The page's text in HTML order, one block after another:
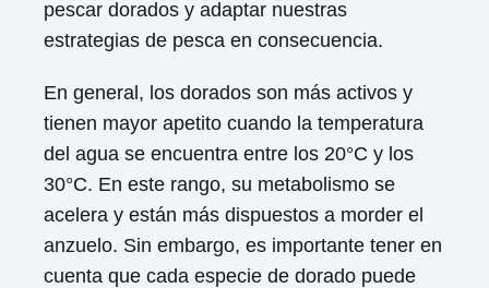
pescar dorados y adaptar nuestras
estrategias de pesca en consecuencia.
En general, los dorados son más activos y
tienen mayor apetito cuando la temperatura
del agua se encuentra entre los 20°C y los
30°C. En este rango, su metabolismo se
acelera y están más dispuestos a morder el
anzuelo. Sin embargo, es importante tener en
cuenta que cada especie de dorado puede